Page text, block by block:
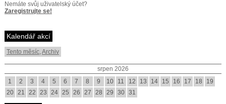
Nemáte svůj uživatelský účet?
Zaregistrujte se!
Kalendář akcí
Tento měsíc,Archiv
srpen 2026
1
2 3 4 5 6 7 8 9 10 11 12 13 14 15 16 17 18
19
20 21 22 23 24 25 26 27 28 29 30 31